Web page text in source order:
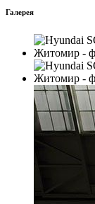
Галерея